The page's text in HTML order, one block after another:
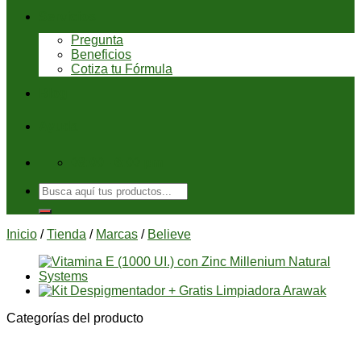
Pregunta
Beneficios
Cotiza tu Fórmula
Buscar
por:
Inicio / Tienda / Marcas / Believe
Categorías del producto